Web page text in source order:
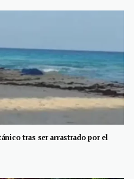
tras ser arrastrado por el